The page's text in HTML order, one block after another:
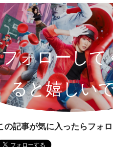
フォローして
ると嬉しい
の記事が気に入ったらフォ